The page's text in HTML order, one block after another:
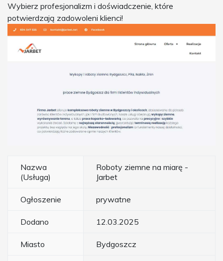
Wybierz profesjonalizm i doświadczenie, które
potwierdzają zadowoleni klienci!
Nazwa
(Usługa)
Roboty ziemne na miarę -
Jarbet
Ogłoszenie prywatne
Dodano 12.03.2025
Miasto Bydgoszcz